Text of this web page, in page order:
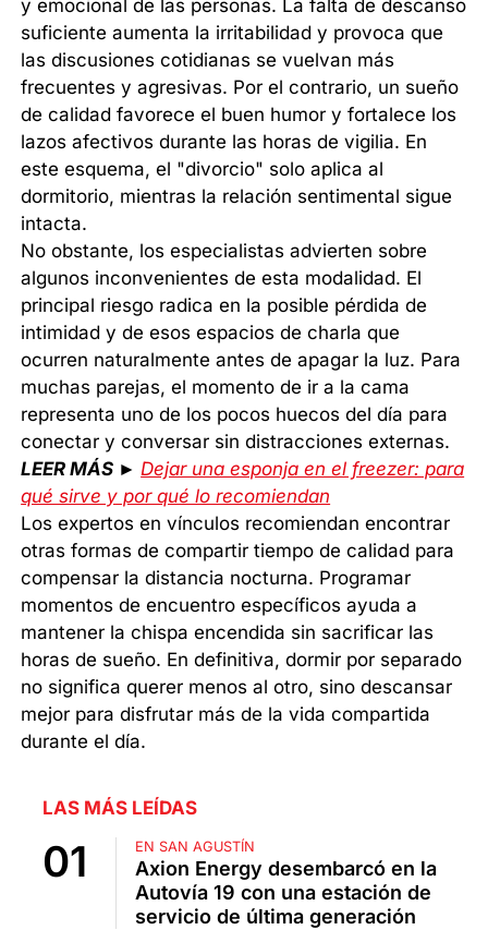
y emocional de las personas. La falta de descanso
suficiente aumenta la irritabilidad y provoca que
las discusiones cotidianas se vuelvan más
frecuentes y agresivas. Por el contrario, un sueño
de calidad favorece el buen humor y fortalece los
lazos afectivos durante las horas de vigilia. En
este esquema, el "divorcio" solo aplica al
dormitorio, mientras la relación sentimental sigue
intacta.
No obstante, los especialistas advierten sobre
algunos inconvenientes de esta modalidad. El
principal riesgo radica en la posible pérdida de
intimidad y de esos espacios de charla que
ocurren naturalmente antes de apagar la luz. Para
muchas parejas, el momento de ir a la cama
representa uno de los pocos huecos del día para
conectar y conversar sin distracciones externas.
LEER MÁS ►Dejar una esponja en el freezer: para
qué sirve y por qué lo recomiendan
Los expertos en vínculos recomiendan encontrar
otras formas de compartir tiempo de calidad para
compensar la distancia nocturna. Programar
momentos de encuentro específicos ayuda a
mantener la chispa encendida sin sacrificar las
horas de sueño. En definitiva, dormir por separado
no significa querer menos al otro, sino descansar
mejor para disfrutar más de la vida compartida
durante el día.
LAS MÁS LEÍDAS
EN SAN AGUSTÍN
Axion Energy desembarcó en la
Autovía 19 con una estación de
servicio de última generación